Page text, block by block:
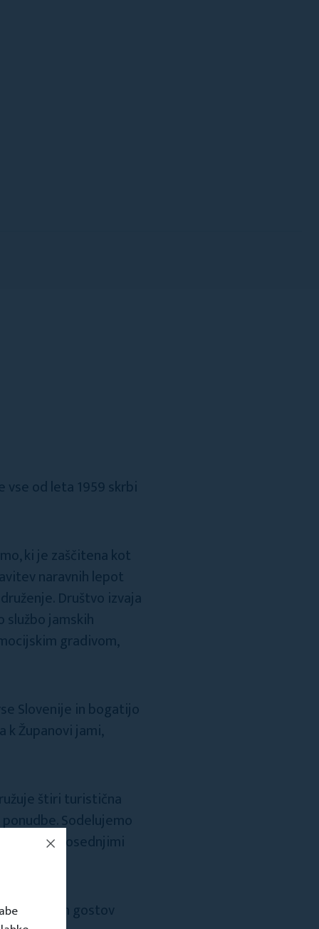
vse od leta 1959 skrbi
ki je zaščitena kot
naravnih lepot
Društvo izvaja
jamskih
gradivom,
Slovenije in bogatijo
k Županovi jami,
štiri turistična
Sodelujemo
in sosednjimi
sprejem gostov